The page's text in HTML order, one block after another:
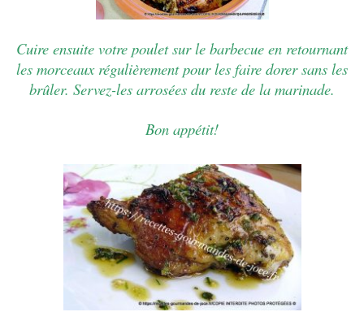
Cuire ensuite votre poulet sur le barbecue en retournant
les morceaux régulièrement pour les faire dorer sans les
brûler. Servez-les arrosées du reste de la marinade.
Bon appétit!